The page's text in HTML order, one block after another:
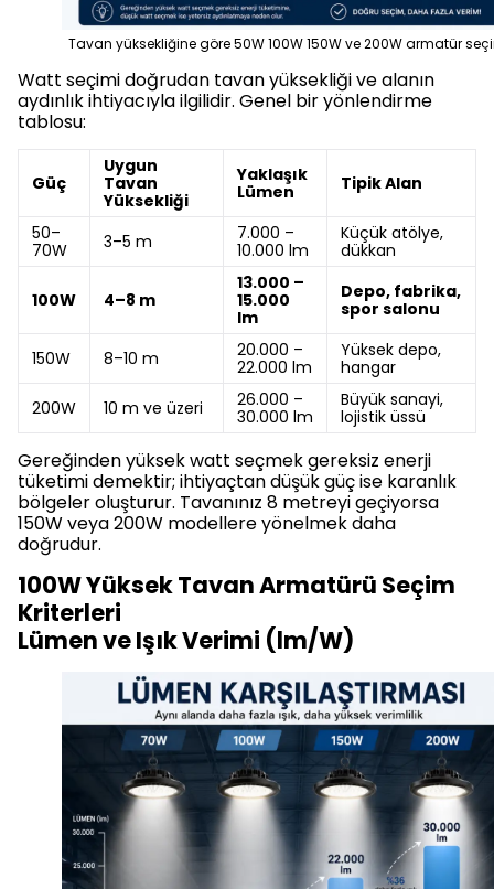
Tavan yüksekliğine göre 50W 100W 150W ve 200W armatür
Watt seçimi doğrudan tavan yüksekliği ve alanın
aydınlık ihtiyacıyla ilgilidir. Genel bir yönlendirme
tablosu:
Güç
Uygun
Tavan
Yüksekliği
Yaklaşık
Lümen
Tipik Alan
50–
70W
3–5 m
7.000 –
10.000 lm
Küçük atölye,
dükkan
100W 4–8 m
13.000 –
15.000
lm
Depo, fabrika,
spor salonu
150W 8–10 m
20.000 –
22.000 lm
Yüksek depo,
hangar
200W
10 m ve üzeri
26.000 –
30.000 lm
Büyük sanayi,
lojistik üssü
Gereğinden yüksek watt seçmek gereksiz enerji
tüketimi demektir; ihtiyaçtan düşük güç ise karanlık
bölgeler oluşturur. Tavanınız 8 metreyi geçiyorsa
150W veya 200W modellere yönelmek daha
doğrudur.
100W Yüksek Tavan Armatürü Seçim
Kriterleri
Lümen ve Işık Verimi (lm/W)